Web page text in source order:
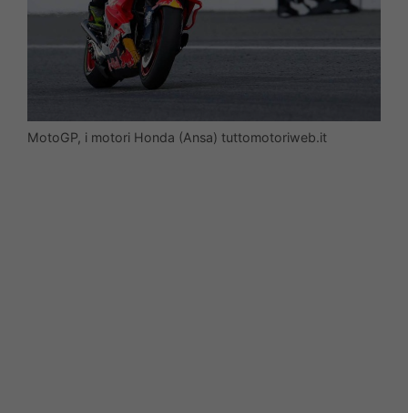
MotoGP, i motori Honda (Ansa) tuttomotoriweb.it